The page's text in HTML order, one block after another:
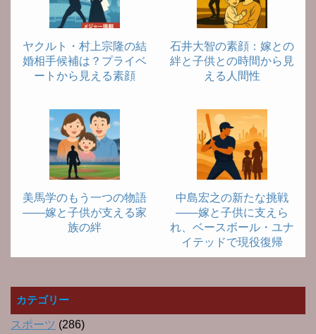
ヤクルト・村上宗隆の結
婚相手候補は？プライベ
ートから見える素顔
石井大智の素顔：嫁との
絆と子供との時間から見
える人間性
美馬学のもう一つの物語
――嫁と子供が支える家
族の絆
中島宏之の新たな挑戦
――嫁と子供に支えら
れ、ベースボール・ユナ
イテッドで現役復帰
カテゴリー
スポーツ (286)